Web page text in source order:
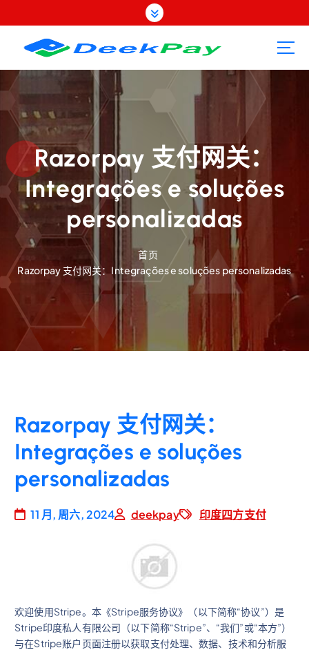
转
容
Razorpay 支付网关：
Integrações e soluções
personalizadas
首页
Razorpay 支付网关：Integrações e soluções personalizadas
Razorpay 支付网关：
Integrações e soluções
personalizadas
11 月, 周六, 2024 deekpay 印度四方支付
欢迎使用Stripe。本《Stripe服务协议》（以下简称“协议”）是
Stripe印度私人有限公司（以下简称“Stripe”、“我们”或“本方”）
与在Stripe账户页面注册以获取支付处理、数据、技术和分析服